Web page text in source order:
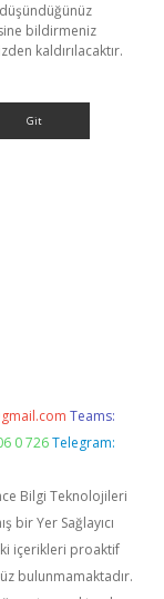
bildirmeniz
kaldırılacaktır.
Teams:
0 726 Telegram:
Bilgi Teknolojileri
bir Yer Sağlayıcı
içerikleri proaktif
bulunmamaktadır.